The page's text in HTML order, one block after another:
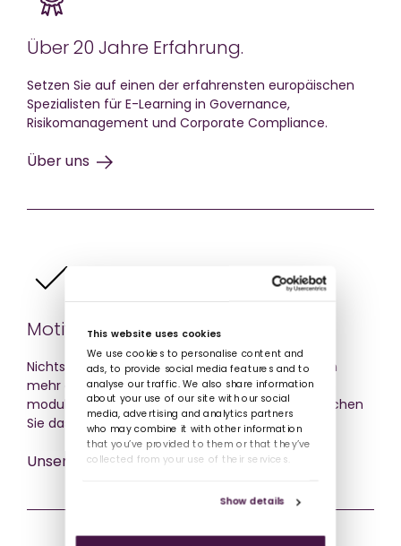
This website uses cookies
We use cookies to personalise content and
ads, to provide social media features and to
analyse our traffic. We also share information
about your use of our site with our social
media, advertising and analytics partners
who may combine it with other information
that you’ve provided to them or that they’ve
collected from your use of their services.
Show details
Über 20 Jahre Erfahrung.
Setzen Sie auf einen der erfahrensten europäischen
Spezialisten für E-Learning in Governance,
Risikomanagement und Corporate Compliance.
Über uns
Motivation durch Relevanz.
Nichts fördert den Lernerfolg Ihrer Mitarbeitenden
mehr als relevante Schulungsinhalte. Mit unseren
modularen Lösungen und adaptiven Kursen erreichen
Sie das Maximum.
Unsere Schulungen